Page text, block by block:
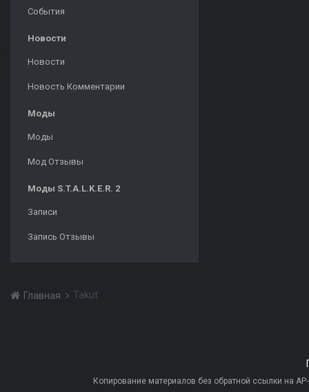
События
Новости
Новости
Новость Комментарии
Моды
Моды
Мод Отзывы
Моды S.T.A.L.K.E.R. 2
Записи
Запись Отзывы
Главная Takut
Копирование материалов без обратной ссылки на